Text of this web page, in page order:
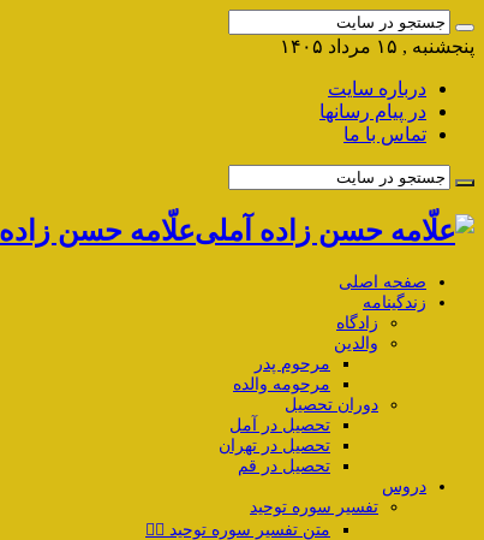
پنجشنبه , ۱۵ مرداد ۱۴۰۵
درباره سایت
در پیام رسانها
تماس با ما
علّامه حسن
صفحه اصلی
زندگینامه
زادگاه
والدین
مرحوم پدر
مرحومه والده
دوران تحصیل
تحصیل در آمل
تحصیل در تهران
تحصیل در قم
دروس
تفسیر سوره توحید
متن تفسیر سوره توحید ۱️⃣